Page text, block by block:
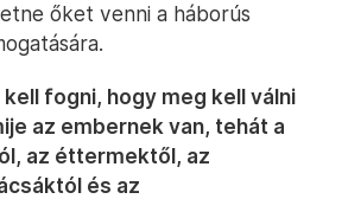
őket venni a háborús
kell fogni, hogy meg kell válni
az embernek van, tehát a
az éttermektől, az
és az